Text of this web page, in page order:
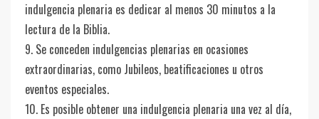
indulgencia plenaria es dedicar al menos 30 minutos a la
lectura de la Biblia.
9. Se conceden indulgencias plenarias en ocasiones
extraordinarias, como Jubileos, beatificaciones u otros
eventos especiales.
10. Es posible obtener una indulgencia plenaria una vez al día,